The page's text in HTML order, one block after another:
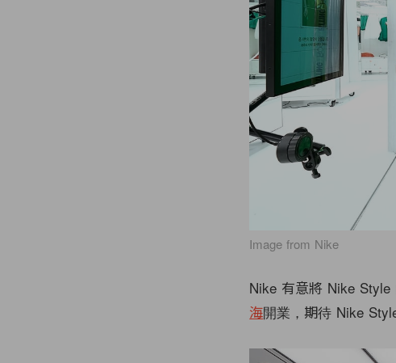
Image from Nike
Nike 有意將 Nike
海開業，期待 Nike